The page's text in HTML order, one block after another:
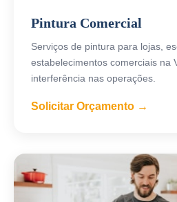
Pintura Comercial
Serviços de pintura para lojas,
estabelecimentos comerciais na
interferência nas operações.
Solicitar Orçamento →